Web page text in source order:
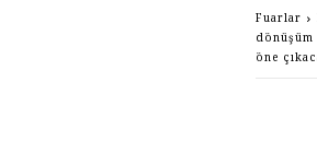
Fuarlar
öne